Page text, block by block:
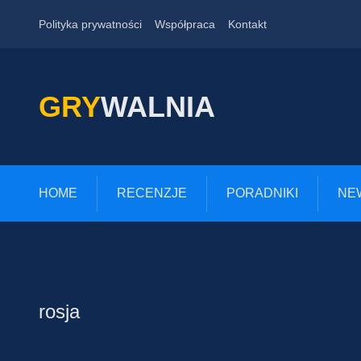
Polityka prywatności Współpraca Kontakt
GRYWALNIA
HOME RECENZJE PORADNIKI
rosja